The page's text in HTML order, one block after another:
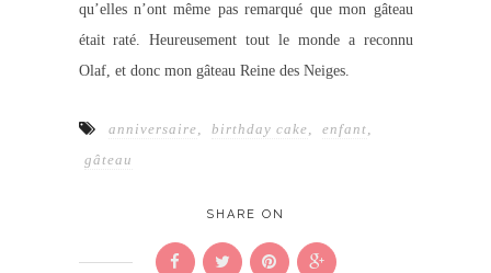
qu’elles n’ont même pas remarqué que mon gâteau
était raté. Heureusement tout le monde a reconnu
Olaf, et donc mon gâteau Reine des Neiges.
anniversaire, birthday cake, enfant,
gâteau
SHARE ON